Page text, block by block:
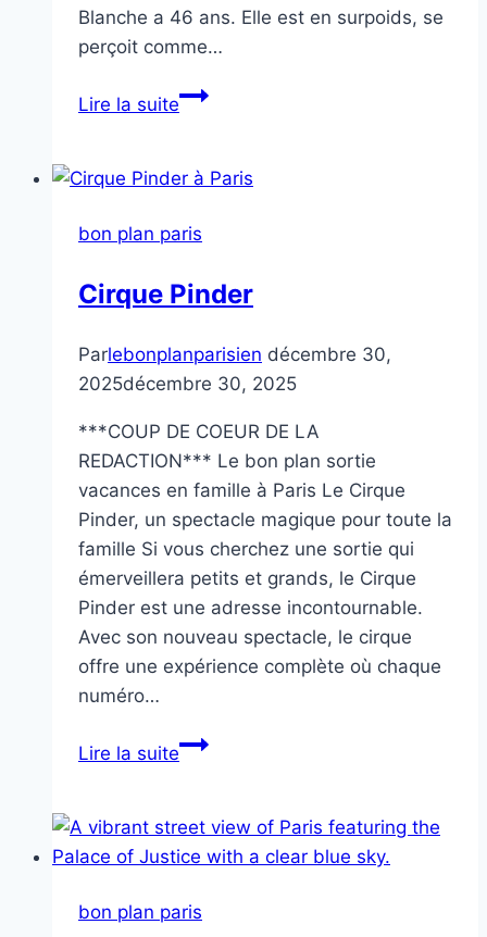
Blanche a 46 ans. Elle est en surpoids, se
perçoit comme…
Lire la suiteNous
bon plan paris
Cirque Pinder
Parlebonplanparisien décembre 30,
2025décembre 30, 2025
***COUP DE COEUR DE LA
REDACTION*** Le bon plan sortie
vacances en famille à Paris Le Cirque
Pinder, un spectacle magique pour toute la
famille Si vous cherchez une sortie qui
émerveillera petits et grands, le Cirque
Pinder est une adresse incontournable.
Avec son nouveau spectacle, le cirque
offre une expérience complète où chaque
numéro…
Lire la suiteCirque
bon plan paris